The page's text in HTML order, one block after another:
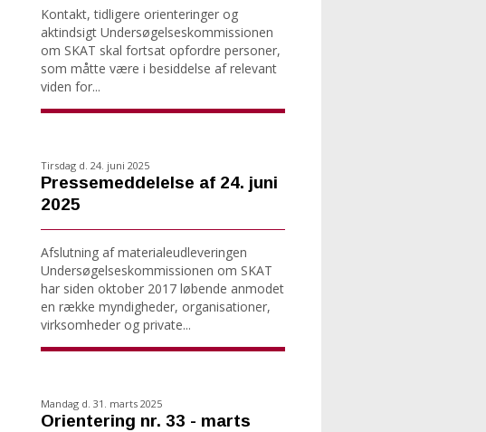
Kontakt, tidligere orienteringer og
aktindsigt Undersøgelseskommissionen
om SKAT skal fortsat opfordre personer,
som måtte være i besiddelse af relevant
viden for...
Tirsdag d. 24. juni 2025
Pressemeddelelse af 24. juni
2025
Afslutning af materialeudleveringen
Undersøgelseskommissionen om SKAT
har siden oktober 2017 løbende anmodet
en række myndigheder, organisationer,
virksomheder og private...
Mandag d. 31. marts 2025
Orientering nr. 33 - marts